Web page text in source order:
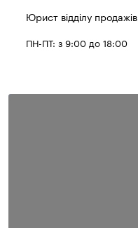
Юрист відділу продажів
ПН-ПТ: з 9:00 до 18:00